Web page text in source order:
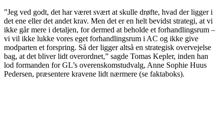
”Jeg ved godt, det har været svært at skulle drøfte, hvad der ligger i
det ene eller det andet krav. Men det er en helt bevidst strategi, at vi
ikke går mere i detaljen, for dermed at beholde et forhandlingsrum –
vi vil ikke lukke vores eget forhandlingsrum i AC og ikke give
modparten et forspring. Så der ligger altså en strategisk overvejelse
bag, at det bliver lidt overordnet,” sagde Tomas Kepler, inden han
lod formanden for GL’s overenskomstudvalg, Anne Sophie Huus
Pedersen, præsentere kravene lidt nærmere (se faktaboks).